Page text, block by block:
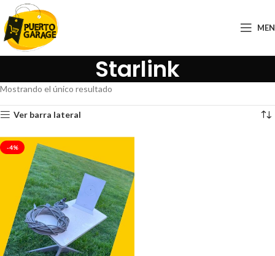
Starlink
Mostrando el único resultado
Ver barra lateral
-4%